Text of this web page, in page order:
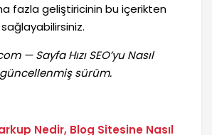
fazla geliştiricinin bu içerikten
— Sayfa Hızı SEO’yu Nasıl
sürüm.
Nedir, Blog Sitesine Nasıl